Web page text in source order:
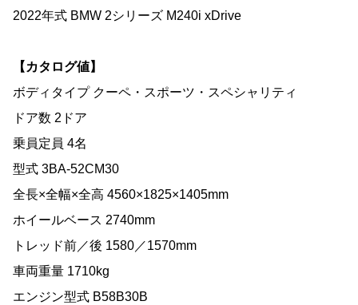
2022年式 BMW 2シリーズ M240i xDrive
【カタログ値】
ボディタイプ クーペ・スポーツ・スペシャリティ
ドア数 2ドア
乗員定員 4名
型式 3BA-52CM30
全長×全幅×全高 4560×1825×1405mm
ホイールベース 2740mm
トレッド前／後 1580／1570mm
車両重量 1710kg
エンジン型式 B58B30B